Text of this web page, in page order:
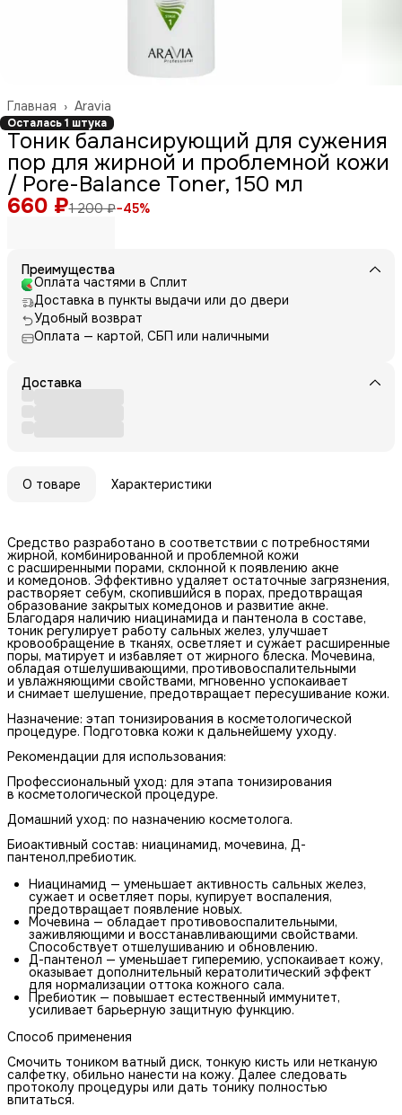
Aravia
Главная ›
Осталась 1 штука
Тоник балансирующий для сужения
пор для жирной и проблемной кожи
/ Pore-Balance Toner, 150 мл
660 ₽1 200 ₽−45%
Преимущества
Оплата частями в Сплит
Доставка в пункты выдачи или до двери
Удобный возврат
Оплата — картой, СБП или наличными
Доставка
О товаре Характеристики
Средство разработано в соответствии с потребностями
жирной, комбинированной и проблемной кожи
с расширенными порами, склонной к появлению акне
и комедонов. Эффективно удаляет остаточные загрязнения,
растворяет себум, скопившийся в порах, предотвращая
образование закрытых комедонов и развитие акне.
Благодаря наличию ниацинамида и пантенола в составе,
тоник регулирует работу сальных желез, улучшает
кровообращение в тканях, осветляет и сужает расширенные
поры, матирует и избавляет от жирного блеска. Мочевина,
обладая отшелушивающими, противовоспалительными
и увлажняющими свойствами, мгновенно успокаивает
и снимает шелушение, предотвращает пересушивание кожи.
Назначение: этап тонизирования в косметологической
процедуре. Подготовка кожи к дальнейшему уходу.
Рекомендации для использования:
Профессиональный уход: для этапа тонизирования
в косметологической процедуре.
Домашний уход: по назначению косметолога.
Биоактивный состав: ниацинамид, мочевина, Д-
пантенол,пребиотик.
Ниацинамид — уменьшает активность сальных желез,
сужает и осветляет поры, купирует воспаления,
предотвращает появление новых.
Мочевина — обладает противовоспалительными,
заживляющими и восстанавливающими свойствами.
Способствует отшелушиванию и обновлению.
Д-пантенол — уменьшает гиперемию, успокаивает кожу,
оказывает дополнительный кератолитический эффект
для нормализации оттока кожного сала.
Пребиотик — повышает естественный иммунитет,
усиливает барьерную защитную функцию.
Способ применения
Смочить тоником ватный диск, тонкую кисть или нетканую
салфетку, обильно нанести на кожу. Далее следовать
протоколу процедуры или дать тонику полностью
впитаться.